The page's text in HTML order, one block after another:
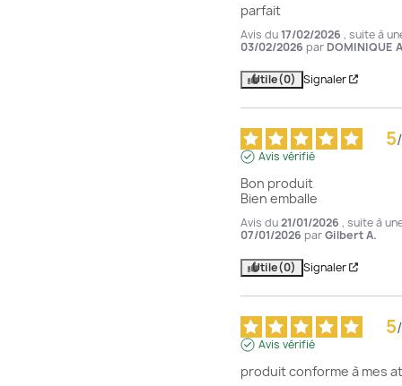
parfait
Avis du17/02/2026 , suite à
03/02/2026 par DOMINIQUE
Utile(0) Signaler
5/
Avis vérifié
Bon produit
Bien emballe
Avis du21/01/2026 , suite à
07/01/2026 parGilbert A.
Utile(0) Signaler
5/
Avis vérifié
produit conforme à mes